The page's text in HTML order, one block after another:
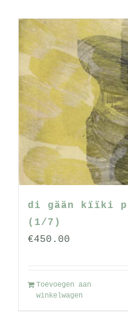
di gään kïïki
(1/7)
€450.00
Toevoegen aan
winkelwagen